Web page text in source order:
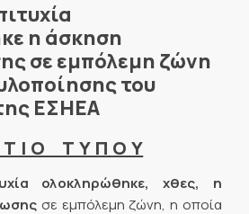
η άσκηση
σε εμπόλεμη ζώνη
του
ΕΣΗΕΑ
Τ Ι Ο Τ Υ Π Ο Υ
ολοκληρώθηκε, χθες, η
σε εμπόλεμη ζώνη, η οποία